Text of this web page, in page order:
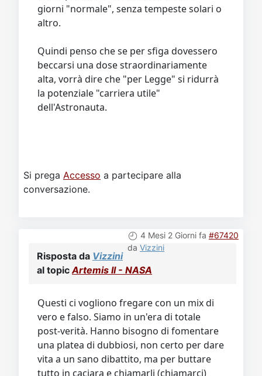
giorni "normale", senza tempeste solari o
altro.
Quindi penso che se per sfiga dovessero
beccarsi una dose straordinariamente
alta, vorrà dire che "per Legge" si ridurrà
la potenziale "carriera utile"
dell'Astronauta.
Si prega Accesso a partecipare alla
conversazione.
4 Mesi 2 Giorni fa #67420
da Vizzini
Risposta da Vizzini
al topic Artemis II - NASA
Questi ci vogliono fregare con un mix di
vero e falso. Siamo in un'era di totale
post-verità. Hanno bisogno di fomentare
una platea di dubbiosi, non certo per dare
vita a un sano dibattito, ma per buttare
tutto in caciara e chiamarli (chiamarci)